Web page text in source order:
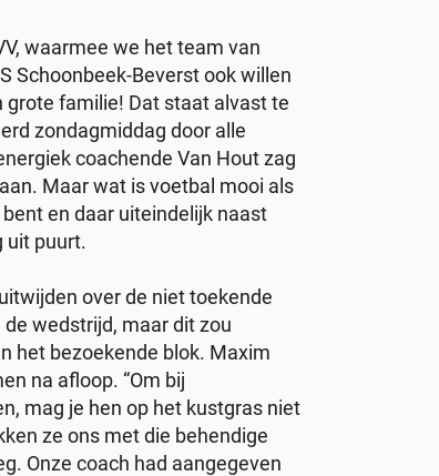
waarmee we het team van
Schoonbeek-Beverst ook willen
grote familie! Dat staat alvast te
zondagmiddag door alle
coachende Van Hout zag
Maar wat is voetbal mooi als
en daar uiteindelijk naast
uit puurt.
over de niet toekende
wedstrijd, maar dit zou
het bezoekende blok. Maxim
na afloop. “Om bij
mag je hen op het kustgras niet
ze ons met die behendige
Onze coach had aangegeven